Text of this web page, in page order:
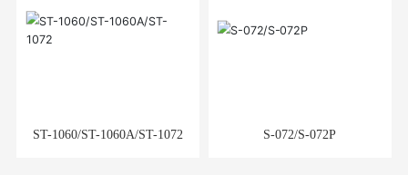
ST-1060/ST-1060A/ST-1072 S-072/S-072P